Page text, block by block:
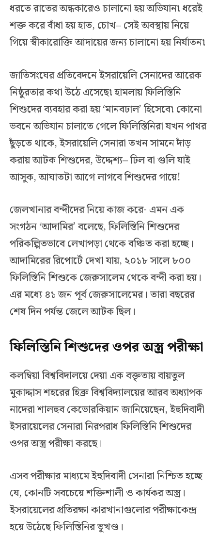
ধরতে রাতের অন্ধকারেও চালানো হয় অভিযান৷ ধরেই
শক্ত করে বাঁধা হয় হাত, চোখ– সেই অবস্থায় নিয়ে
গিয়ে স্বীকারোক্তি আদায়ের জন্য চালানো হয় নির্যাতন৷
জাতিসংঘের প্রতিবেদনে ইসরায়েলি সেনাদের আরেক
নিষ্ঠুরতার কথা উঠে এসেছে৷ হামলায় ফিলিস্তিনি
শিশুদের ব্যবহার করা হয় ‘মানবঢাল’ হিসেবে৷ কোনো
ভবনে অভিযান চালাতে গেলে ফিলিস্তিনিরা যখন পাথর
ছুঁড়তে থাকে, ইসরায়েলি সেনারা তখন সামনে দাঁড়
করায় আটক শিশুদের, উদ্দেশ্য– ঢিল বা গুলি যাই
আসুক, আঘাতটা আগে লাগবে শিশুদের গায়ে!
জেলখানার বন্দীদের নিয়ে কাজ করে- এমন এক
সংগঠন ‘আদামির’ বলেছে, ফিলিস্তিনি শিশুদের
পরিকল্পিতভাবে লেখাপড়া থেকে বঞ্চিত করা হচ্ছে।
আদামিরের রিপোর্টে দেখা যায়, ২০১৮ সালে ৮০০
ফিলিস্তিনি শিশুকে জেরুসালেম থেকে বন্দী করা হয়।
এর মধ্যে ৪১ জন পূর্ব জেরুসালেমের। তারা বছরের
শেষ দিন পর্যন্ত জেলে আটক ছিল।
ফিলিস্তিনি শিশুদের ওপর অস্ত্র পরীক্ষা
কলম্বিয়া বিশ্ববিদালয়ে দেয়া এক বক্তৃতায় বায়তুল
মুকাদ্দাস শহরের হিব্রু বিশ্ববিদ্যালয়ের আরব অধ্যাপক
নাদেরা শালহুব কেভোরকিয়ান জানিয়েছেন, ইহুদিবাদী
ইসরায়েলের সেনারা নিরপরাধ ফিলিস্তিনি শিশুদের
ওপর অস্ত্র পরীক্ষা করছে।
এসব পরীক্ষার মাধ্যমে ইহুদিবাদী সেনারা নিশ্চিত হচ্ছে
যে, কোনটি সবচেয়ে শক্তিশালী ও কার্যকর অস্ত্র।
ইসরায়েলের প্রতিরক্ষা কারখানাগুলোর পরীক্ষাকেন্দ্র
হয়ে উঠেছে ফিলিস্তিনির ভূখণ্ড।